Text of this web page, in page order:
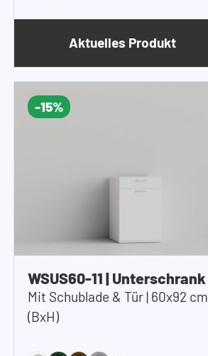
Aktuelles Produkt
-15%
WSUS60-11 | Unterschrank
Mit Schublade & Tür | 60x92 cm
(BxH)